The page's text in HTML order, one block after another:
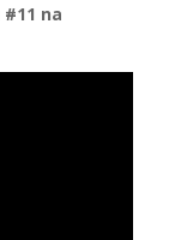
#11 na